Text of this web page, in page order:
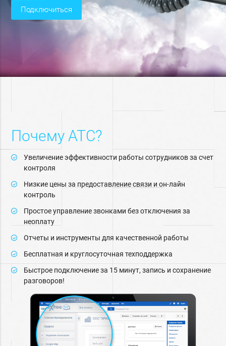
подключиться
Почему АТС?
Увеличение эффективности работы сотрудников за счет
контроля
Низкие цены за предоставление связи и он-лайн
контроль
Простое управление звонками без отключения за
неоплату
Отчеты и инструменты для качественной работы
Бесплатная и круглосуточная техподдержка
Быстрое подключение за 15 минут, запись и сохранение
разговоров!